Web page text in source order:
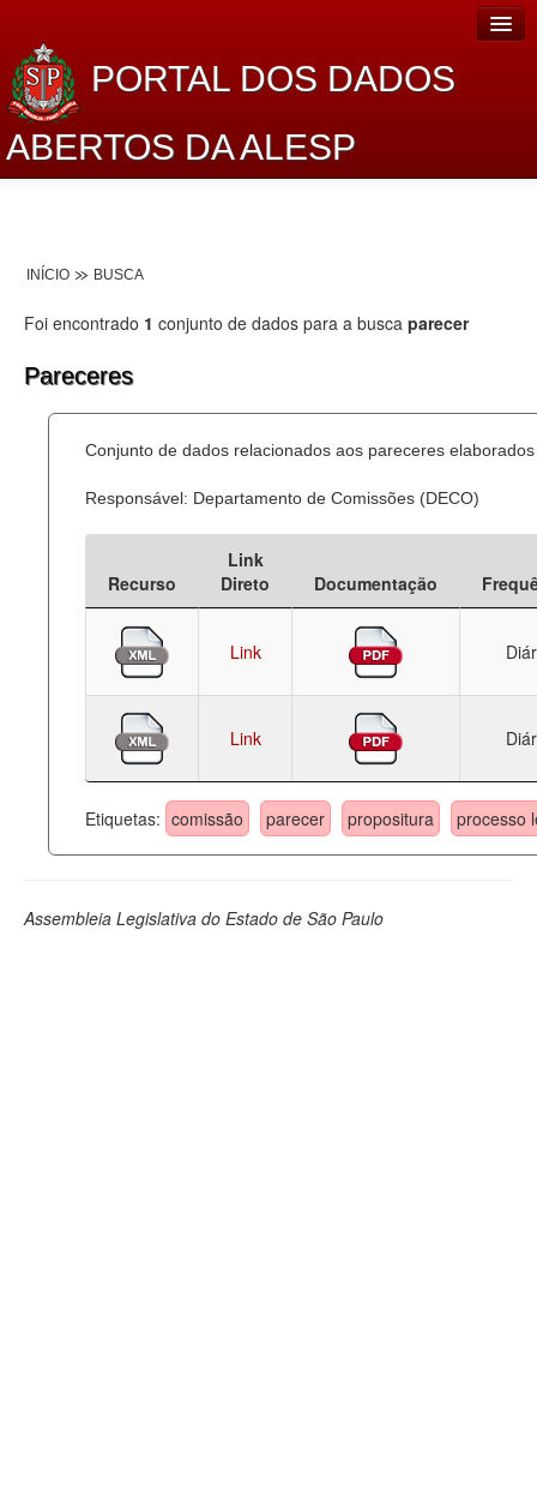
PORTAL DOS DADOS
ABERTOS DA ALESP
Lei de Acesso à Informação
Dados Governamentais Abertos
Processo Legislativo
Deputados Estaduais
Administração
Legislação
Perguntas frequentes
Contato
INÍCIO BUSCA
Foi encontrado 1 conjunto de dados para a busca parecer
Pareceres
Conjunto de dados relacionados aos pareceres
Responsável: Departamento de Comissões (DECO)
Recurso
Link
Direto
Documentação
Link
Link
Etiquetas: comissão parecer propositura processo
Assembleia Legislativa do Estado de São Paulo